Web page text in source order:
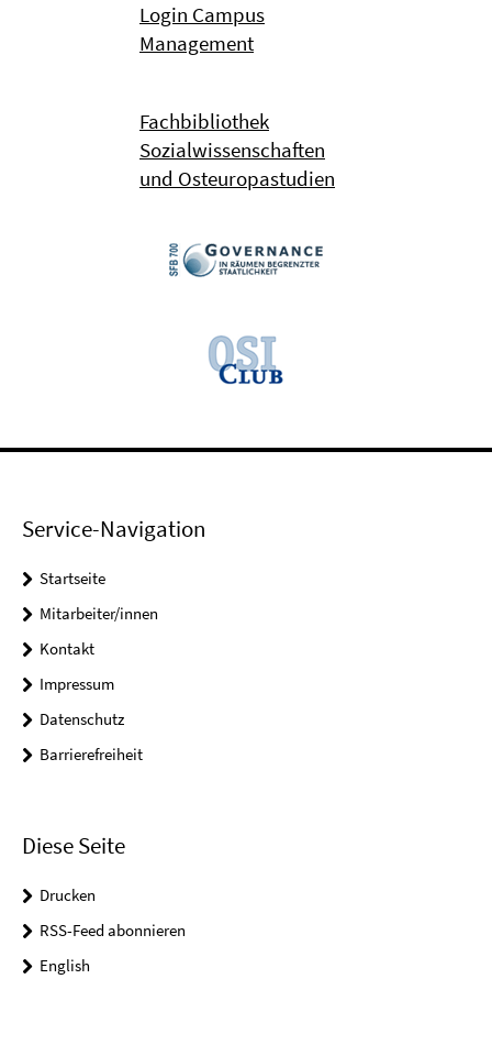
Login Campus
Management
Fachbibliothek
Sozialwissenschaften
und Osteuropastudien
Service-Navigation
Startseite
Mitarbeiter/innen
Kontakt
Impressum
Datenschutz
Barrierefreiheit
Diese Seite
Drucken
RSS-Feed abonnieren
English